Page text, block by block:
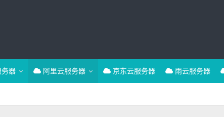
务器 阿里云服务器 京东云服务器 雨云服务器